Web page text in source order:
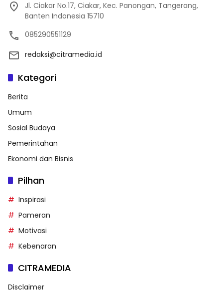
Jl. Ciakar No.17, Ciakar, Kec. Panongan, Tangerang,
Banten Indonesia 15710
085290551129
redaksi@citramedia.id
Kategori
Berita
Umum
Sosial Budaya
Pemerintahan
Ekonomi dan Bisnis
Pilhan
Inspirasi
Pameran
Motivasi
Kebenaran
CITRAMEDIA
Disclaimer